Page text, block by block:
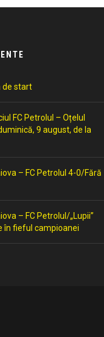
de start
FC Petrolul – Oțelul
9 august, de la
– FC Petrolul 4-0/Fără
– FC Petrolul/„Lupii”
în fieful campioanei